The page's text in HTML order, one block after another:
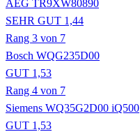
AEG TR9XW80890
SEHR GUT 1,44
Rang 3 von 7
Bosch WQG235D00
GUT 1,53
Rang 4 von 7
Siemens WQ35G2D00 iQ500
GUT 1,53